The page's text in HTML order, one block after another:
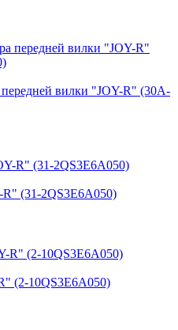
вилки "JOY-R" (30A-
(31-2QS3E6A050)
(2-10QS3E6A050)